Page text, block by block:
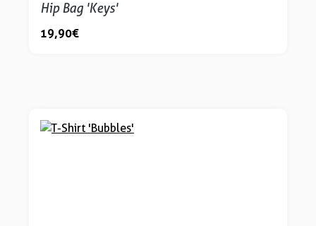
Hip Bag 'Keys'
19,90 €